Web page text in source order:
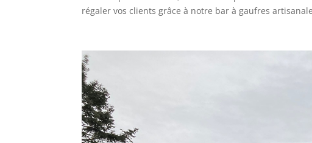
régaler vos clients grâce à notre bar à gaufres